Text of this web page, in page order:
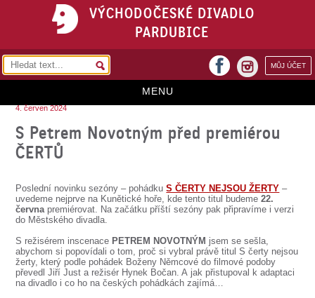
VÝCHODOČESKÉ DIVADLO
PARDUBICE
MŮJ ÚČET
facebook
MENU
VSTUPENKY
KONTAKTY
O DIVADLE
4. červen 2024
S Petrem Novotným před premiérou
ČERTŮ
Poslední novinku sezóny – pohádkuS ČERTY NEJSOU ŽERTY –
uvedeme nejprve na Kunětické hoře, kde tento titul budeme22.
června premiérovat. Na začátku příští sezóny pak připravíme i verzi
do Městského divadla.
S režisérem inscenace PETREM NOVOTNÝM jsem se sešla,
abychom si popovídali o tom, proč si vybral právě titul S čerty nejsou
žerty, který podle pohádek Boženy Němcové do filmové podoby
převedl Jiří Just a režisér Hynek Bočan. A jak přistupoval k adaptaci
na divadlo i co ho na českých pohádkách zajímá…